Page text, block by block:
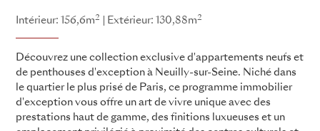
Intérieur: 156,6m2 Extérieur: 130,88m2
Découvrez une collection exclusive d'appartements neufs et
de penthouses d'exception à Neuilly-sur-Seine. Niché dans
le quartier le plus prisé de Paris, ce programme immobilier
d'exception vous offre un art de vivre unique avec des
prestations haut de gamme, des finitions luxueuses et un